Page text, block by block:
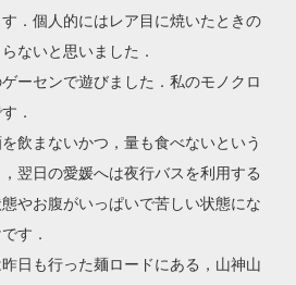
．個人的にはレア目に焼いたときの
ないと思いました．
ーセンで遊びました．私のモノクロ
．
飲まないかつ，量も食べないという
翌日の愛媛へは夜行バスを利用する
やお腹がいっぱいで苦しい状態にな
す．
日も行った麺ロードにある，山神山